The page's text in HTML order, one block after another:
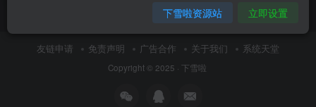
友链申请 免责声明 广告合作 关于我们 系统天堂
Copyright © 2025 · 下雪啦
下雪啦资源站 立即设置